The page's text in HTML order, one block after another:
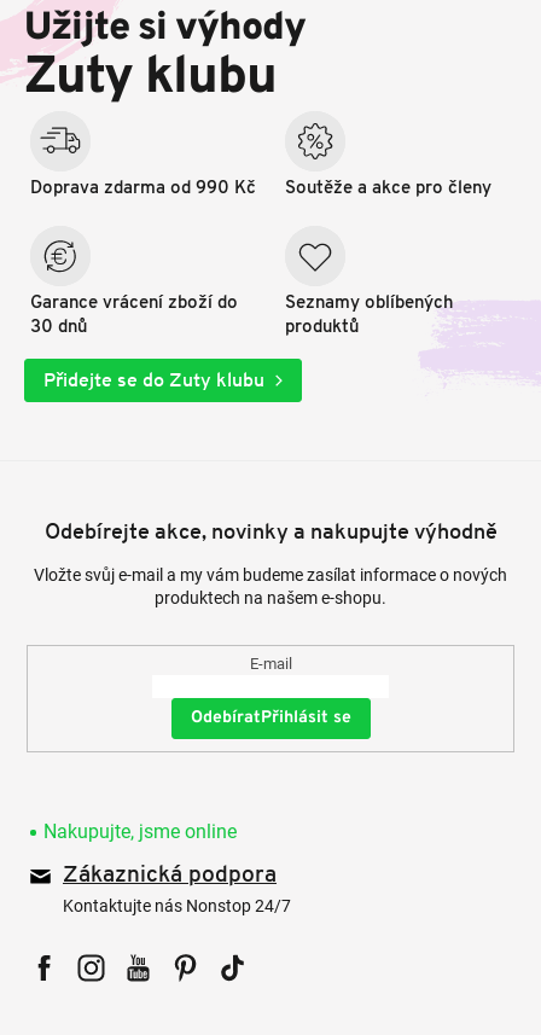
a
í
Užijte si výhody
Zuty klubu
Doprava zdarma od 990 Kč
Garance vrácení zboží do
30 dnů
Soutěže a akce pro členy
Seznamy oblíbených
produktů
Přidejte se do Zuty klubu
Odebírejte akce, novinky a nakupujte výhodně
Vložte svůj e-mail a my vám budeme zasílat informace o nových
produktech na našem e-shopu.
E-mail
Přihlásit se
Nakupujte, jsme online
Zákaznická podpora
Kontaktujte nás Nonstop 24/7